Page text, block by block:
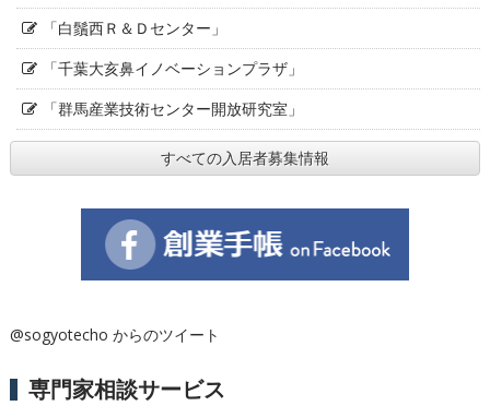
「白鬚西Ｒ＆Ｄセンター」
「千葉大亥鼻イノベーションプラザ」
「群馬産業技術センター開放研究室」
すべての入居者募集情報
@sogyotecho からのツイート
専門家相談サービス